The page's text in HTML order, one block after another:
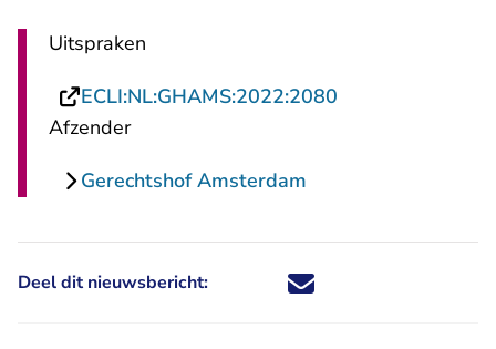
Uitspraken
ECLI:NL:GHAMS:2022:2080
Afzender
Gerechtshof Amsterdam
Deel dit nieuwsbericht: Deel dit nieuwsbericht via X -
Deel dit nieuwsbericht via
Deel dit nieuwsbericht
Deel dit